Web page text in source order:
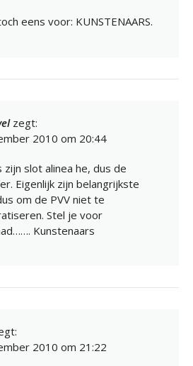
eens voor: KUNSTENAARS.
zegt:
2010 om 20:44
zijn slot alinea he, dus de
Eigenlijk zijn belangrijkste
om de PVV niet te
Stel je voor
Kunstenaars
2010 om 21:22